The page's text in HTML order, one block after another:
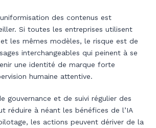
des contenus est
Si toutes les entreprises utilisent
les mêmes modèles, le risque est de
interchangeables qui peinent à se
une identité de marque forte
humaine attentive.
gouvernance et de suivi régulier des
réduire à néant les bénéfices de l’IA
les actions peuvent dériver de la